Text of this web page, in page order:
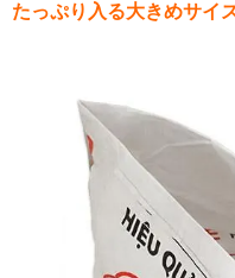
たっぷり入る大きめサイズ